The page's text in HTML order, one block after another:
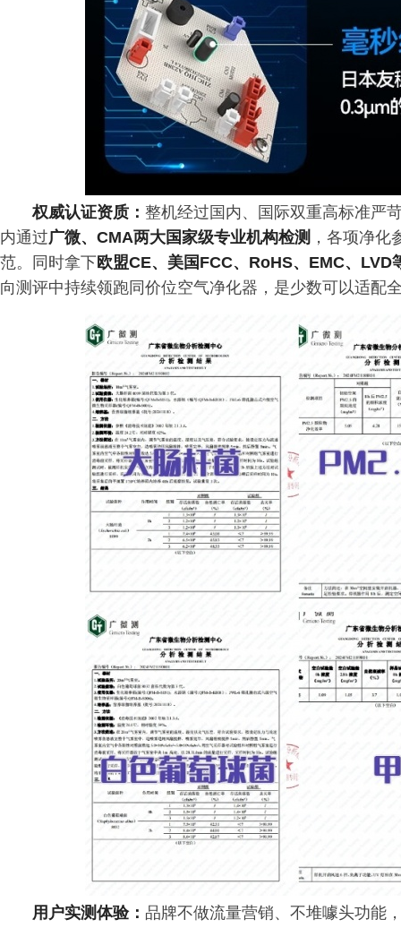
权威认证资质： 整机经过国内、国际双重高标准严
内通过广微、CMA两大国家级专业机构检测 ，各项净
范。同时拿下欧盟CE、美国FCC、RoHS、EMC、LVD
向测评中持续领跑同价位空气净化器，是少数可以适配
用户实测体验： 品牌不做流量营销、不堆噱头功能